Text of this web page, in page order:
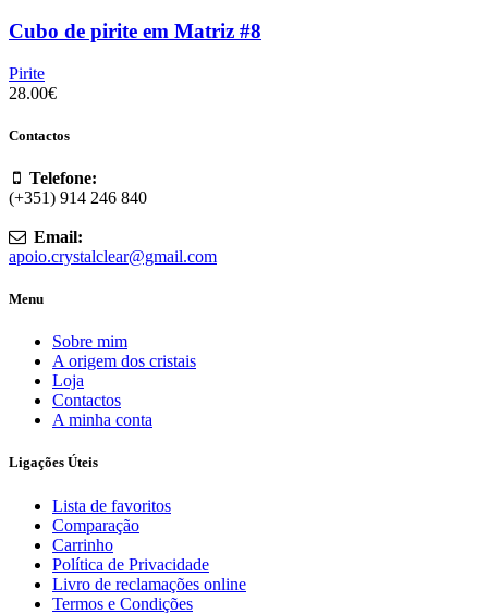
Cubo de pirite em Matriz #8
Pirite
28.00€
Contactos
Telefone:
(+351) 914 246 840
Email:
apoio.crystalclear@gmail.com
Menu
Sobre mim
A origem dos cristais
Loja
Contactos
A minha conta
Ligações Úteis
Lista de favoritos
Comparação
Carrinho
Política de Privacidade
Livro de reclamações online
Termos e Condições